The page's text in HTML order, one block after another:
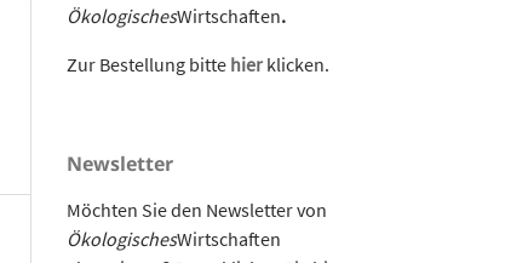
ÖkologischesWirtschaften.
Zur Bestellung bitte hier klicken.
Newsletter
Möchten Sie den Newsletter von
ÖkologischesWirtschaften